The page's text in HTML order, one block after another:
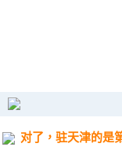
对了，驻天津的是